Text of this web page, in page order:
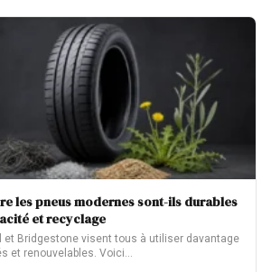
les pneus modernes sont-ils durables
et recyclage
et Bridgestone visent tous à utiliser davantage
et renouvelables. Voici…